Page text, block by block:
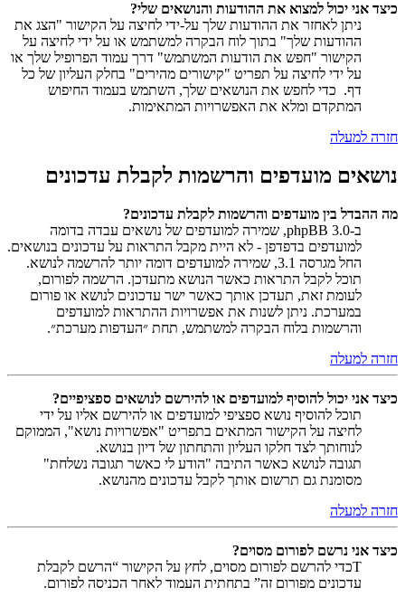
כיצד אני יכול למצוא את ההודעות והנושאים שלי?
ניתן לאחזר את ההודעות שלך על-ידי לחיצה על הקישור "הצג את
ההודעות שלך" בתוך לוח הבקרה למשתמש או על ידי לחיצה על
הקישור "חפש את הודעות המשתמש" דרך עמוד הפרופיל שלך או
על ידי לחיצה על תפריט "קישורים מהירים" בחלק העליון של כל
דף. כדי לחפש את הנושאים שלך, השתמש בעמוד החיפוש
המתקדם ומלא את האפשרויות המתאימות.
חזרה למעלה
נושאים מועדפים והרשמות לקבלת עדכונים
מה ההבדל בין מועדפים והרשמות לקבלת עדכונים?
ב-phpBB 3.0, שמירה למועדפים של נושאים עבדה בדומה
למועדפים בדפדפן - לא היית מקבל התראות על עדכונים בנושאים.
החל מגרסה 3.1, שמירה למועדפים דומה יותר להרשמה לנושא.
תוכל לקבל התראות כאשר הנושא מתעדכן. הרשמה לפורום,
לעומת זאת, תעדכן אותך כאשר ישר עדכונים לנושא או פורום
במערכת. ניתן לשנות את אפשרויות ההתראות למועדפים
והרשמות בלוח הבקרה למשתמש, תחת ״העדפות מערכת״.
חזרה למעלה
כיצד אני יכול להוסיף למועדפים או להירשם לנושאים ספציפיים?
תוכל להוסיף נושא ספציפי למועדפים או להירשם אליו על ידי
לחיצה על הקישור המתאים בתפריט "אפשרויות נושא", הממוקם
לנוחותך לצד חלקו העליון והתחתון של דיון בנושא.
תגובה לנושא כאשר התיבה "הודע לי כאשר תגובה נשלחת"
מסומנת גם תרשום אותך לקבל עדכונים מהנושא.
חזרה למעלה
כיצד אני נרשם לפורום מסוים?
Tכדי להרשם לפורום מסוים, לחץ על הקישור “הרשם לקבלת
עדכונים מפורום זה” בתחתית העמוד לאחר הכניסה לפורום.